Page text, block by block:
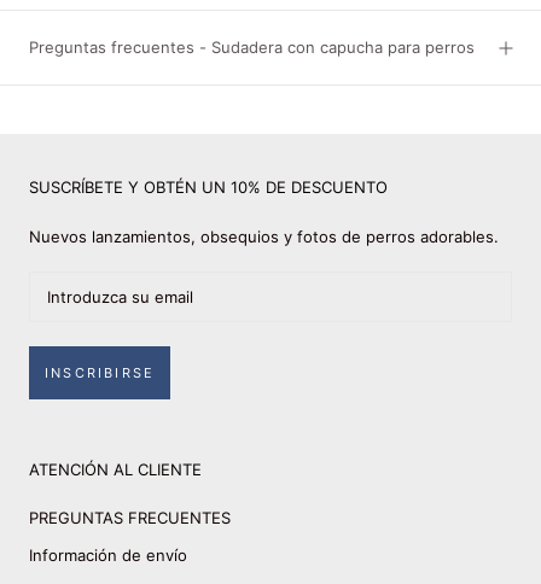
Preguntas frecuentes - Sudadera con capucha para perros
SUSCRÍBETE Y OBTÉN UN 10% DE DESCUENTO
Nuevos lanzamientos, obsequios y fotos de perros adorables.
INSCRIBIRSE
ATENCIÓN AL CLIENTE
PREGUNTAS FRECUENTES
Información de envío